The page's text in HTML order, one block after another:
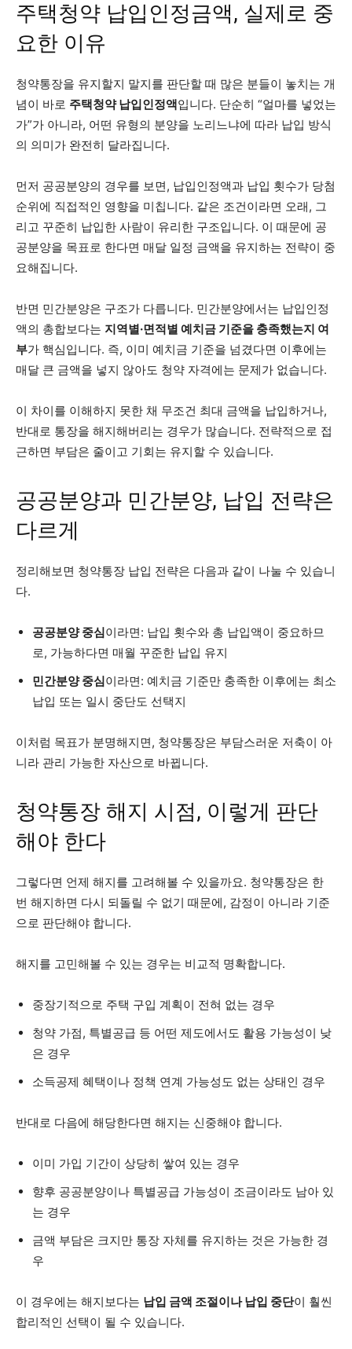
주택청약 납입인정금액, 실제로 중
요한 이유
청약통장을 유지할지 말지를 판단할 때 많은 분들이 놓치는 개
념이 바로 주택청약 납입인정액입니다. 단순히 “얼마를 넣었는
가”가 아니라, 어떤 유형의 분양을 노리느냐에 따라 납입 방식
의 의미가 완전히 달라집니다.
먼저 공공분양의 경우를 보면, 납입인정액과 납입 횟수가 당첨
순위에 직접적인 영향을 미칩니다. 같은 조건이라면 오래, 그
리고 꾸준히 납입한 사람이 유리한 구조입니다. 이 때문에 공
공분양을 목표로 한다면 매달 일정 금액을 유지하는 전략이 중
요해집니다.
반면 민간분양은 구조가 다릅니다. 민간분양에서는 납입인정
액의 총합보다는 지역별·면적별 예치금 기준을 충족했는지 여
부가 핵심입니다. 즉, 이미 예치금 기준을 넘겼다면 이후에는
매달 큰 금액을 넣지 않아도 청약 자격에는 문제가 없습니다.
이 차이를 이해하지 못한 채 무조건 최대 금액을 납입하거나,
반대로 통장을 해지해버리는 경우가 많습니다. 전략적으로 접
근하면 부담은 줄이고 기회는 유지할 수 있습니다.
공공분양과 민간분양, 납입 전략은
다르게
정리해보면 청약통장 납입 전략은 다음과 같이 나눌 수 있습니
다.
공공분양 중심이라면: 납입 횟수와 총 납입액이 중요하므
로, 가능하다면 매월 꾸준한 납입 유지
민간분양 중심이라면: 예치금 기준만 충족한 이후에는 최소
납입 또는 일시 중단도 선택지
이처럼 목표가 분명해지면, 청약통장은 부담스러운 저축이 아
니라 관리 가능한 자산으로 바뀝니다.
청약통장 해지 시점, 이렇게 판단
해야 한다
그렇다면 언제 해지를 고려해볼 수 있을까요. 청약통장은 한
번 해지하면 다시 되돌릴 수 없기 때문에, 감정이 아니라 기준
으로 판단해야 합니다.
해지를 고민해볼 수 있는 경우는 비교적 명확합니다.
중장기적으로 주택 구입 계획이 전혀 없는 경우
청약 가점, 특별공급 등 어떤 제도에서도 활용 가능성이 낮
은 경우
소득공제 혜택이나 정책 연계 가능성도 없는 상태인 경우
반대로 다음에 해당한다면 해지는 신중해야 합니다.
이미 가입 기간이 상당히 쌓여 있는 경우
향후 공공분양이나 특별공급 가능성이 조금이라도 남아 있
는 경우
금액 부담은 크지만 통장 자체를 유지하는 것은 가능한 경
우
이 경우에는 해지보다는 납입 금액 조절이나 납입 중단이 훨씬
합리적인 선택이 될 수 있습니다.